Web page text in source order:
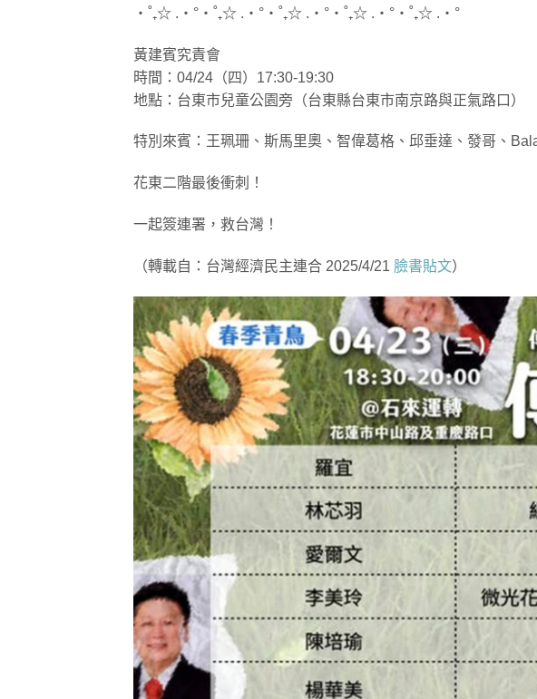
‧˚₊☆ .・°‧˚₊☆ .・°‧˚₊☆ .・°‧˚₊☆ .・°‧˚₊☆ .・°
黃建賓究責會
時間：04/24（四）17:30-19:30
地點：台東市兒童公園旁（台東縣台東市南京路與正氣路口）
特別來賓：王珮珊、斯馬里奧、智偉葛格、邱垂達、發哥、
花東二階最後衝刺！
一起簽連署，救台灣！
（轉載自：台灣經濟民主連合 2025/4/21 臉書貼文）